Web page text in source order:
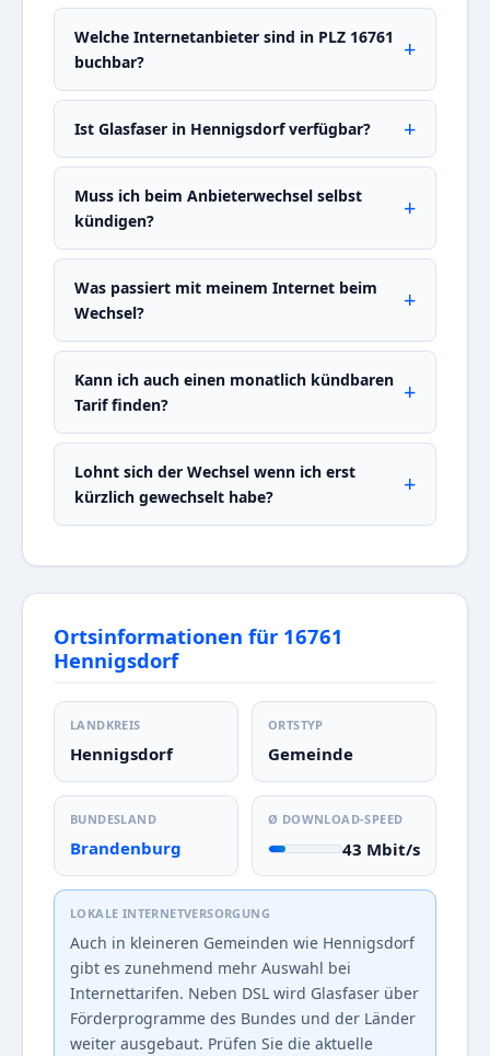
Welche Internetanbieter sind in PLZ 16761
buchbar?
Ist Glasfaser in Hennigsdorf verfügbar?
Muss ich beim Anbieterwechsel selbst
kündigen?
Was passiert mit meinem Internet beim
Wechsel?
Kann ich auch einen monatlich kündbaren
Tarif finden?
Lohnt sich der Wechsel wenn ich erst
kürzlich gewechselt habe?
Ortsinformationen für 16761
Hennigsdorf
LANDKREIS
Hennigsdorf
ORTSTYP
Gemeinde
BUNDESLAND
Brandenburg
Ø DOWNLOAD-SPEED
43 Mbit/s
LOKALE INTERNETVERSORGUNG
Auch in kleineren Gemeinden wie Hennigsdorf
gibt es zunehmend mehr Auswahl bei
Internettarifen. Neben DSL wird Glasfaser über
Förderprogramme des Bundes und der Länder
weiter ausgebaut. Prüfen Sie die aktuelle